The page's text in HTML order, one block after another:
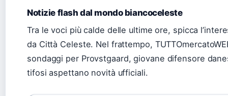
Notizie flash dal mondo biancoceleste
Tra le voci più calde delle ultime ore, spicca
da Città Celeste. Nel frattempo,
sondaggi per Provstgaard, giovane difensore
tifosi aspettano novità ufficiali.